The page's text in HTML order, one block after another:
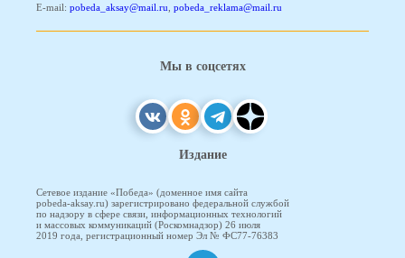
E-mail: pobeda_aksay@mail.ru, pobeda_reklama@mail.ru
Мы в соцсетях
Издание
Сетевое издание «Победа» (доменное имя сайта
pobeda-aksay.ru) зарегистрировано федеральной службой
по надзору в сфере связи, информационных технологий
и массовых коммуникаций (Роскомнадзор) 26 июля
2019 года, регистрационный номер Эл № ФС77-76383